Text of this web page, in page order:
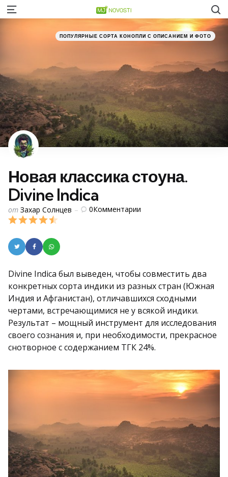
Menu
Категории
Posted
in
ПОПУЛЯРНЫЕ СОРТА КОНОПЛИ С ОПИСАНИЕМ И ФОТО
Новая классика стоуна.
Divine Indica
Posted
by
от Захар Солнцев 0Комментарии
Divine Indica был выведен, чтобы совместить два
конкретных сорта индики из разных стран (Южная
Индия и Афганистан), отличавшихся сходными
чертами, встречающимися не у всякой индики.
Результат – мощный инструмент для исследования
своего сознания и, при необходимости, прекрасное
снотворное с содержанием ТГК 24%.